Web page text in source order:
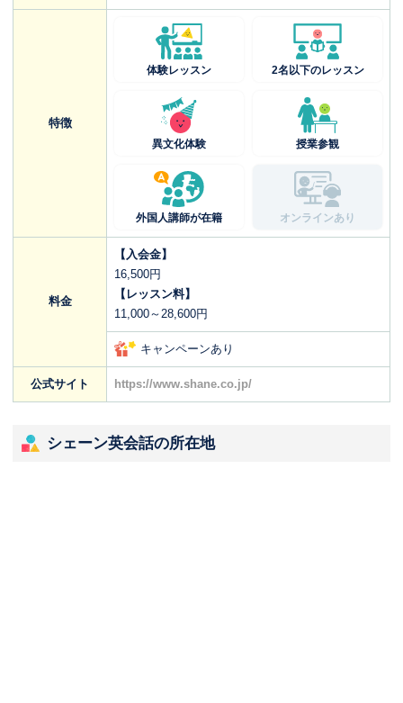
特徴
体験レッスン 2名以下のレッスン
異文化体験 授業参観
外国人講師が在籍 オンラインあり
料金
【入会金】
16,500円
【レッスン料】
11,000～28,600円
キャンペーンあり
公式サイト https://www.shane.co.jp/
シェーン英会話の所在地